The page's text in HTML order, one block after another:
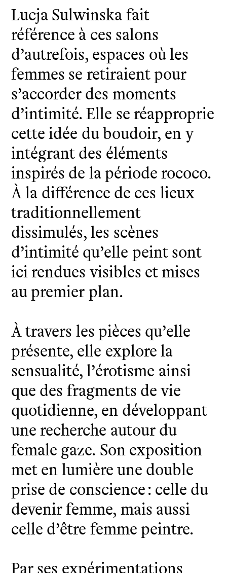
Lucja Sulwinska fait
référence à ces salons
d’autrefois, espaces où les
femmes se retiraient pour
s’accorder des moments
d’intimité. Elle se réapproprie
cette idée du boudoir, en y
intégrant des éléments
inspirés de la période rococo.
À la différence de ces lieux
traditionnellement
dissimulés, les scènes
d’intimité qu’elle peint sont
ici rendues visibles et mises
au premier plan.
À travers les pièces qu’elle
présente, elle explore la
sensualité, l’érotisme ainsi
que des fragments de vie
quotidienne, en développant
une recherche autour du
female gaze. Son exposition
met en lumière une double
prise de conscience : celle du
devenir femme, mais aussi
celle d’être femme peintre.
Par ses expérimentations